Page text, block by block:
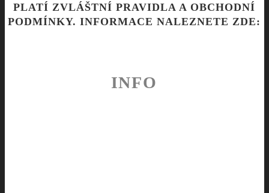
PLATÍ ZVLÁŠTNÍ PRAVIDLA A OBCHODNÍ
PODMÍNKY. INFORMACE NALEZNETE ZDE:
INFO